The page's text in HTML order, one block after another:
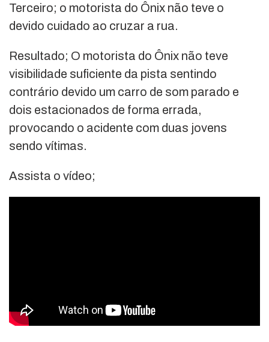
Terceiro; o motorista do Ônix não teve o
devido cuidado ao cruzar a rua.
Resultado; O motorista do Ônix não teve
visibilidade suficiente da pista sentindo
contrário devido um carro de som parado e
dois estacionados de forma errada,
provocando o acidente com duas jovens
sendo vítimas.
Assista o vídeo;